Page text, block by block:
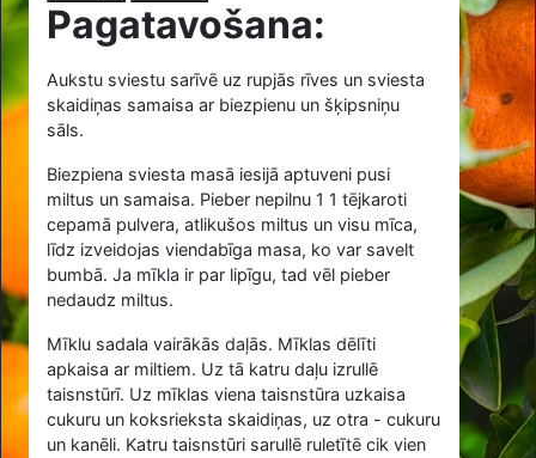
Pagatavošana:
Aukstu sviestu sarīvē uz rupjās rīves un sviesta
skaidiņas samaisa ar biezpienu un šķipsniņu
sāls.
Biezpiena sviesta masā iesijā aptuveni pusi
miltus un samaisa. Pieber nepilnu 1 1 tējkaroti
cepamā pulvera, atlikušos miltus un visu mīca,
līdz izveidojas viendabīga masa, ko var savelt
bumbā. Ja mīkla ir par lipīgu, tad vēl pieber
nedaudz miltus.
Mīklu sadala vairākās daļās. Mīklas dēlīti
apkaisa ar miltiem. Uz tā katru daļu izrullē
taisnstūrī. Uz mīklas viena taisnstūra uzkaisa
cukuru un koksrieksta skaidiņas, uz otra - cukuru
un kanēli. Katru taisnstūri sarullē ruletītē cik vien